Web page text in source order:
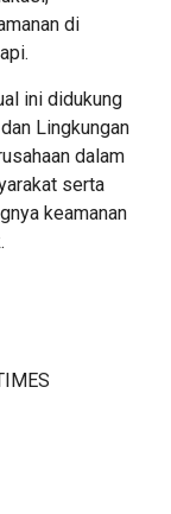
di
ini didukung
Lingkungan
dalam
serta
keamanan